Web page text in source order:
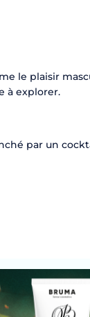
le plaisir
à explorer.
par un